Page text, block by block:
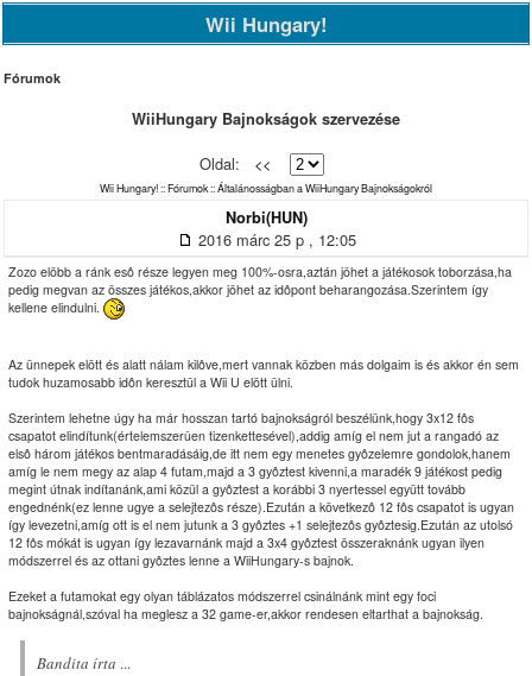
Wii Hungary!
Fórumok
WiiHungary Bajnokságok szervezése
Oldal: <<
Wii Hungary!::Fórumok::Általánosságban a WiiHungary Bajnokságokról
Norbi(HUN)
2016 márc 25 p , 12:05
Zozo elöbb a ránk esô része legyen meg 100%-osra,aztán jöhet a játékosok toborzása,ha
pedig megvan az összes játékos,akkor jöhet az idôpont beharangozása.Szerintem így
kellene elindulni.
Az ünnepek elött és alatt nálam kilôve,mert vannak közben más dolgaim is és akkor én sem
tudok huzamosabb idôn keresztül a Wii U elött ülni.
Szerintem lehetne úgy ha már hosszan tartó bajnokságról beszélünk,hogy 3x12 fôs
csapatot elindítunk(értelemszerûen tizenkettesével),addig amíg el nem jut a rangadó az
elsô három játékos bentmaradásáig,de itt nem egy menetes gyôzelemre gondolok,hanem
amíg le nem megy az alap 4 futam,majd a 3 gyôztest kivenni,a maradék 9 játékost pedig
megint útnak indítanánk,ami közül a gyôztest a korábbi 3 nyertessel együtt tovább
engednénk(ez lenne ugye a selejtezôs része).Ezután a következô 12 fôs csapatot is ugyan
így levezetni,amíg ott is el nem jutunk a 3 gyôztes +1 selejtezôs gyôztesig.Ezután az utolsó
12 fôs mókát is ugyan így lezavarnánk majd a 3x4 gyôztest összeraknánk ugyan ilyen
módszerrel és az ottani gyôztes lenne a WiiHungary-s bajnok.
Ezeket a futamokat egy olyan táblázatos módszerrel csinálnánk mint egy foci
bajnokságnál,szóval ha meglesz a 32 game-er,akkor rendesen eltarthat a bajnokság.
Bandita írta ...